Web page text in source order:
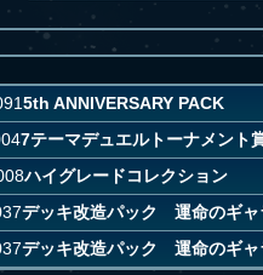
5th ANNIVERSARY PACK
7テーマデュエルトーナメント
ハイグレードコレクション
デッキ改造パック 運命のギャ
デッキ改造パック 運命のギャ